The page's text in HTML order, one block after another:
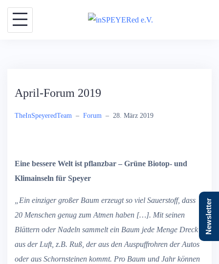
Skip
April-Forum 2019
TheInSpeyeredTeam – Forum – 28. März 2019
Eine bessere Welt ist pflanzbar – Grüne Biotop- und
Klimainseln für Speyer
„Ein einziger großer Baum erzeugt so viel Sauerstoff, dass
20 Menschen genug zum Atmen haben […]. Mit seinen
Blättern oder Nadeln sammelt ein Baum jede Menge Dreck
aus der Luft, z.B. Ruß, der aus den Auspuffrohren der Autos
oder aus Schornsteinen kommt. Pro Baum und Jahr können
Newsletter